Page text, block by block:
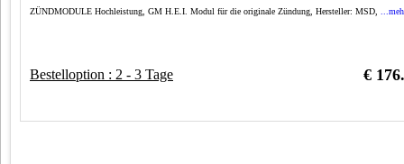
ZÜNDMODULE Hochleistung, GM H.E.I. Modul für die originale Zündung, Hersteller: MSD,
Bestelloption : 2 - 3 Tage €